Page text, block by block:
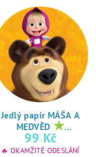
Jedlý papír MÁŠA A
MEDVĚD ★
oblíbený tisk na
jedlý papír
99 Kč
🔥 OKAMŽITÉ ODESLÁNÍ